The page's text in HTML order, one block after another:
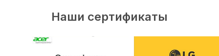
Наши сертификаты